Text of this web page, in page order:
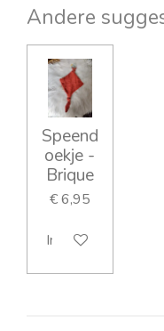
Andere
Speend
oekje -
Brique
€ 6,95
In winkelwagen